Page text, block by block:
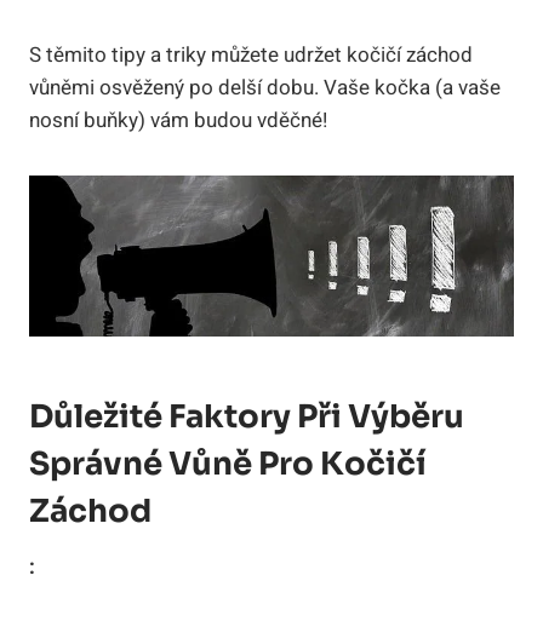
S těmito tipy a triky můžete udržet kočičí záchod
vůněmi osvěžený po delší dobu. Vaše kočka (a vaše
nosní buňky) vám budou vděčné!
Důležité Faktory Při Výběru
Správné Vůně Pro Kočičí
Záchod
: